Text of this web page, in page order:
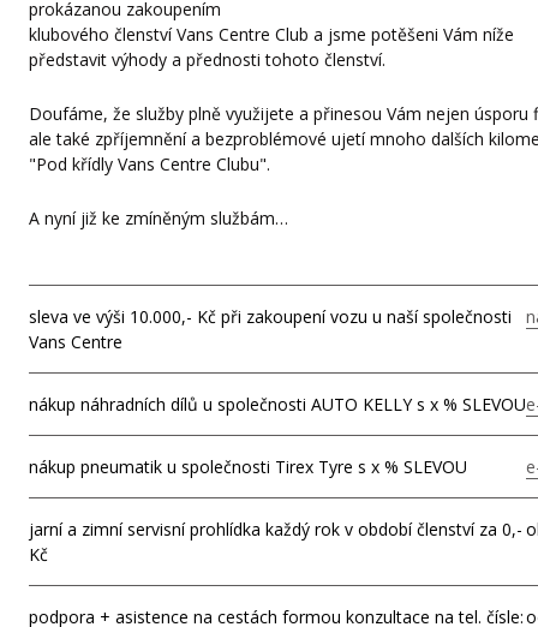
prokázanou zakoupením
klubového členství Vans Centre Club a jsme potěšeni Vám níže
představit výhody a přednosti tohoto členství.
Doufáme, že služby plně využijete a přinesou Vám nejen úsporu
ale také zpříjemnění a bezproblémové ujetí mnoho dalších
"Pod křídly Vans Centre Clubu".
A nyní již ke zmíněným službám…
sleva ve výši 10.000,- Kč při zakoupení vozu u naší společnosti
Vans Centre
nákup náhradních dílů u společnosti AUTO KELLY s x % SLEVOU
nákup pneumatik u společnosti Tirex Tyre s x % SLEVOU
jarní a zimní servisní prohlídka každý rok v období členství za 0,-
Kč
podpora + asistence na cestách formou konzultace na tel. čísle: